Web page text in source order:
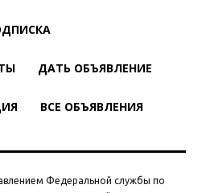
ДАТЬ ОБЪЯВЛЕНИЕ
ВСЕ ОБЪЯВЛЕНИЯ
Федеральной службы по